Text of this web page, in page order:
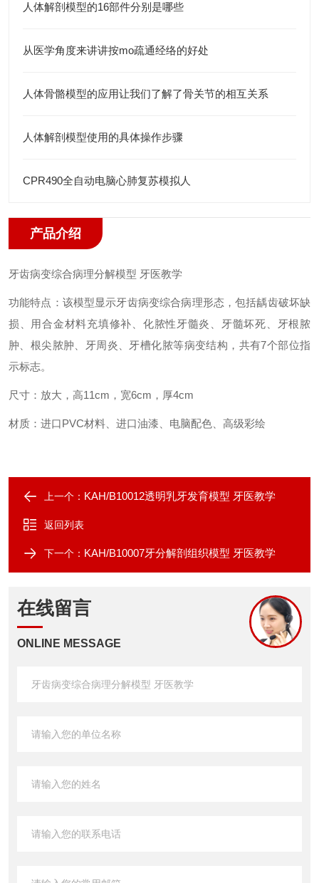
人体解剖模型的16部件分别是哪些
从医学角度来讲讲按mo疏通经络的好处
人体骨骼模型的应用让我们了解了骨关节的相互关系
人体解剖模型使用的具体操作步骤
CPR490全自动电脑心肺复苏模拟人
产品介绍
牙齿病变综合病理分解模型 牙医教学
功能特点：该模型显示牙齿病变综合病理形态，包括龋齿破坏缺
损、用合金材料充填修补、化脓性牙髓炎、牙髓坏死、牙根脓
肿、根尖脓肿、牙周炎、牙槽化脓等病变结构，共有7个部位指
示标志。
尺寸：放大，高11cm，宽6cm，厚4cm
材质：进口PVC材料、进口油漆、电脑配色、高级彩绘
上一个： KAH/B10012透明乳牙发育模型 牙医教学
返回列表
下一个： KAH/B10007牙分解剖组织模型 牙医教学
在线留言
ONLINE MESSAGE